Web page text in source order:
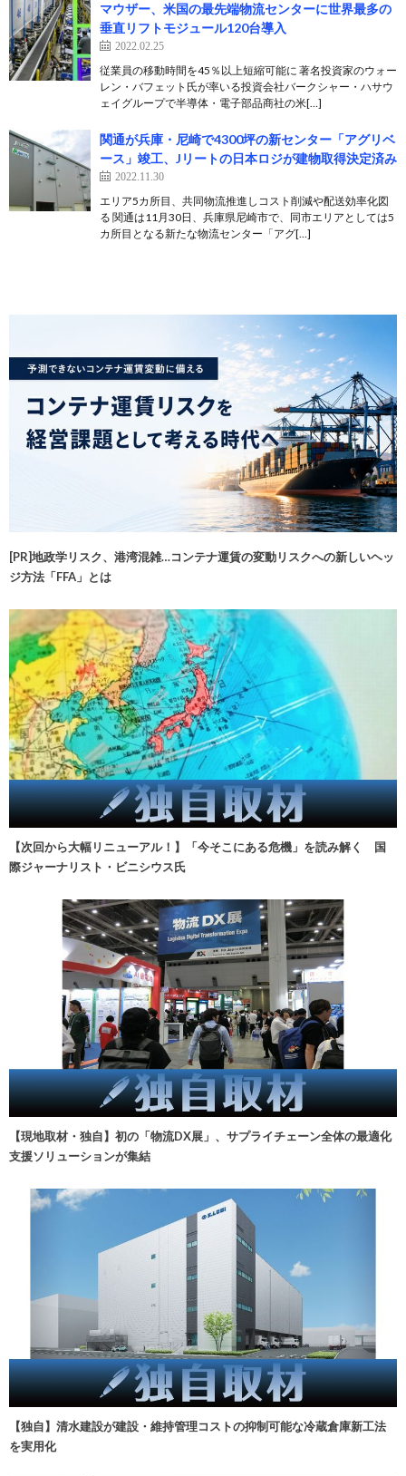
マウザー、米国の最先端物流センターに世界最多の
垂直リフトモジュール120台導入
2022.02.25
従業員の移動時間を45％以上短縮可能に 著名投資家のウォー
レン・バフェット氏が率いる投資会社バークシャー・ハサウ
ェイグループで半導体・電子部品商社の米[…]
関通が兵庫・尼崎で4300坪の新センター「アグリベ
ース」竣工、Jリートの日本ロジが建物取得決定済み
2022.11.30
エリア5カ所目、共同物流推進しコスト削減や配送効率化図
る 関通は11月30日、兵庫県尼崎市で、同市エリアとしては5
カ所目となる新たな物流センター「アグ[…]
[PR]地政学リスク、港湾混雑…コンテナ運賃の変動リスクへの新しいヘッ
ジ方法「FFA」とは
【次回から大幅リニューアル！】「今そこにある危機」を読み解く 国
際ジャーナリスト・ビニシウス氏
【現地取材・独自】初の「物流DX展」、サプライチェーン全体の最適化
支援ソリューションが集結
【独自】清水建設が建設・維持管理コストの抑制可能な冷蔵倉庫新工法
を実用化